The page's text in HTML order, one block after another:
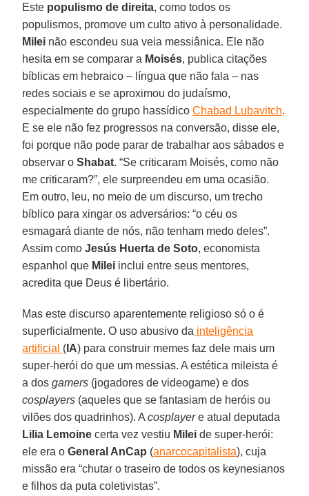
Este populismo de direita, como todos os
populismos, promove um culto ativo à personalidade.
Milei não escondeu sua veia messiânica. Ele não
hesita em se comparar a Moisés, publica citações
bíblicas em hebraico – língua que não fala – nas
redes sociais e se aproximou do judaísmo,
especialmente do grupo hassídicoChabad Lubavitch.
E se ele não fez progressos na conversão, disse ele,
foi porque não pode parar de trabalhar aos sábados e
observar oShabat. “Se criticaram Moisés, como não
me criticaram?”, ele surpreendeu em uma ocasião.
Em outro, leu, no meio de um discurso, um trecho
bíblico para xingar os adversários: “o céu os
esmagará diante de nós, não tenham medo deles”.
Assim comoJesús Huerta de Soto, economista
espanhol que Milei inclui entre seus mentores,
acredita que Deus é libertário.
Mas este discurso aparentemente religioso só o é
superficialmente. O uso abusivo da inteligência
artificial ( IA) para construir memes faz dele mais um
super-herói do que um messias. A estética mileista é
a dosgamers (jogadores de videogame) e dos
cosplayers (aqueles que se fantasiam de heróis ou
vilões dos quadrinhos). Acosplayere atual deputada
Lilia Lemoine certa vez vestiu Milei de super-herói:
ele era oGeneral AnCap (anarcocapitalista), cuja
missão era “chutar o traseiro de todos os keynesianos
e filhos da puta coletivistas”.